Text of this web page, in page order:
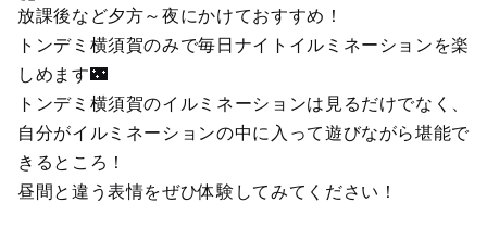
放課後など夕方～夜にかけておすすめ！
トンデミ横須賀のみで毎日ナイトイルミネーションを楽
しめます🌃
トンデミ横須賀のイルミネーションは見るだけでなく、
自分がイルミネーションの中に入って遊びながら堪能で
きるところ！
昼間と違う表情をぜひ体験してみてください！